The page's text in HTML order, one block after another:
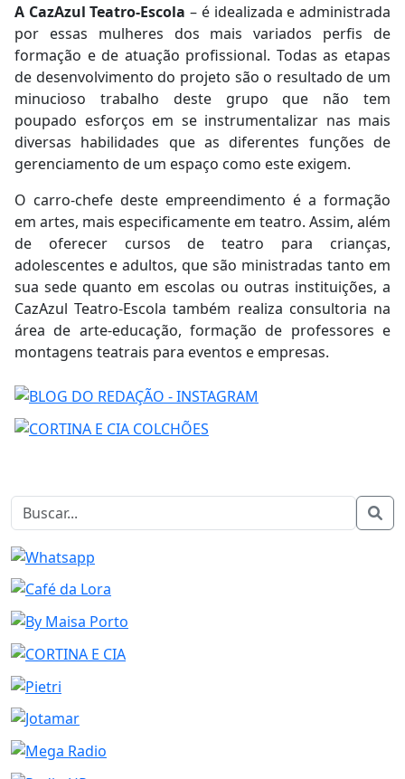
A CazAzul Teatro-Escola – é idealizada e administrada
por essas mulheres dos mais variados perfis de
formação e de atuação profissional. Todas as etapas
de desenvolvimento do projeto são o resultado de um
minucioso trabalho deste grupo que não tem
poupado esforços em se instrumentalizar nas mais
diversas habilidades que as diferentes funções de
gerenciamento de um espaço como este exigem.
O carro-chefe deste empreendimento é a formação
em artes, mais especificamente em teatro. Assim, além
de oferecer cursos de teatro para crianças,
adolescentes e adultos, que são ministradas tanto em
sua sede quanto em escolas ou outras instituições, a
CazAzul Teatro-Escola também realiza consultoria na
área de arte-educação, formação de professores e
montagens teatrais para eventos e empresas.